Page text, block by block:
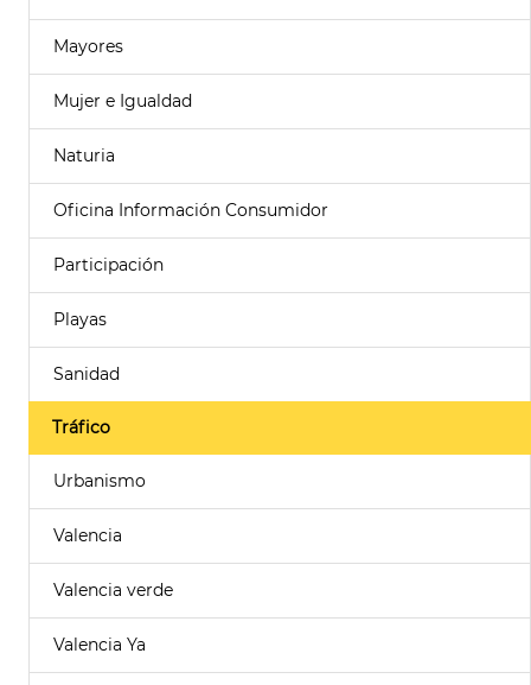
Mayores
Mujer e Igualdad
Naturia
Oficina Información Consumidor
Participación
Playas
Sanidad
Tráfico
Urbanismo
Valencia
Valencia verde
Valencia Ya